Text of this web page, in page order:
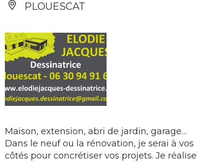
PLOUESCAT
Maison, extension, abri de jardin, garage…
Dans le neuf ou la rénovation, je serai à vos
côtés pour concrétiser vos projets. Je réalise